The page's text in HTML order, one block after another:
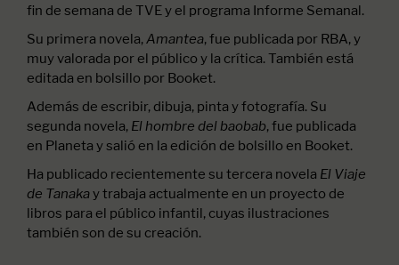
fin de semana de TVE y el programa Informe Semanal.
Su primera novela,Amantea, fue publicada por RBA, y
muy valorada por el público y la crítica. También está
editada en bolsillo por Booket.
Además de escribir, dibuja, pinta y fotografía. Su
segunda novela, El hombre del baobab, fue publicada
en Planeta y salió en la edición de bolsillo en Booket.
Ha publicado recientemente su tercera novela El Viaje
de Tanakay trabaja actualmente en un proyecto de
libros para el público infantil, cuyas ilustraciones
también son de su creación.